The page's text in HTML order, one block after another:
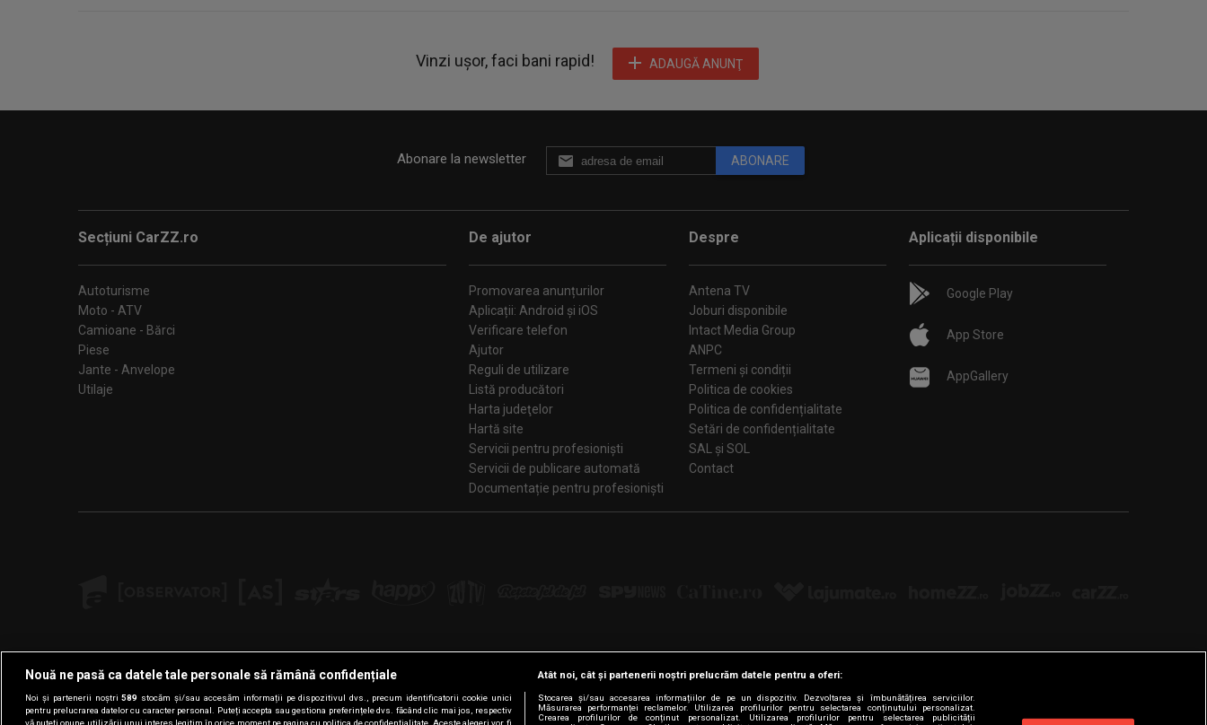
Vinzi ușor, faci bani rapid! ADAUGĂ ANUNŢ
Abonare la newsletter ABONARE
Secțiuni CarZZ.ro
Autoturisme
Moto - ATV
Camioane - Bărci
Piese
Jante - Anvelope
Utilaje
De ajutor
Promovarea anunțurilor
Aplicații: Android și iOS
Verificare telefon
Ajutor
Reguli de utilizare
Listă producători
Harta judeţelor
Hartă site
Servicii pentru profesioniști
Servicii de publicare automată
Documentație pentru profesioniști
Despre
Antena TV
Joburi disponibile
Intact Media Group
ANPC
Termeni și condiții
Politica de cookies
Politica de confidențialitate
Setări de confidențialitate
SAL și SOL
Contact
Aplicații disponibile
Google Play
App Store
AppGallery
Urmărește-ne pe:
Nouă ne pasă ca datele tale personale să rămână confidențiale
Noi și partenerii noștri589 stocăm și/sau accesăm informații pe dispozitivul dvs., precum identificatorii cookie unici
pentru prelucrarea datelor cu caracter personal. Puteți accepta sau gestiona preferințele dvs. făcând clic mai jos, respectiv
vă puteți opune utilizării unui interes legitim în orice moment pe pagina cu politica de confidențialitate. Aceste alegeri vor fi
Atât noi, cât și partenerii noștri prelucrăm datele pentru a oferi:
Stocarea și/sau accesarea informațiilor de pe un dispozitiv. Dezvoltarea și îmbunătățirea serviciilor.
Măsurarea performanței reclamelor. Utilizarea profilurilor pentru selectarea conținutului personalizat.
Crearea profilurilor de conținut personalizat. Utilizarea profilurilor pentru selectarea publicității